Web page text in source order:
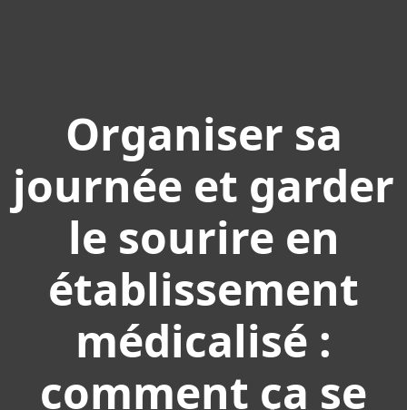
Organiser sa
journée et garder
le sourire en
établissement
médicalisé :
comment ça se